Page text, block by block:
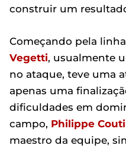
construir um
Começando pela
Vegetti, usualmente
no ataque, teve uma
apenas uma
dificuldades em
campo, Philippe
maestro da equipe,